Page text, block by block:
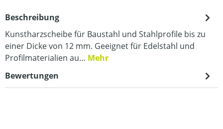
Beschreibung
Kunstharzscheibe für Baustahl und Stahlprofile bis zu
einer Dicke von 12 mm. Geeignet für Edelstahl und
Profilmaterialien au… Mehr
Bewertungen